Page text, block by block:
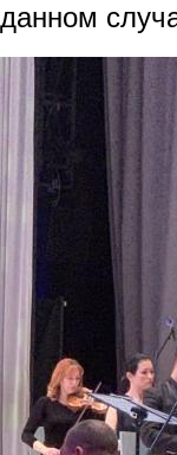
данном